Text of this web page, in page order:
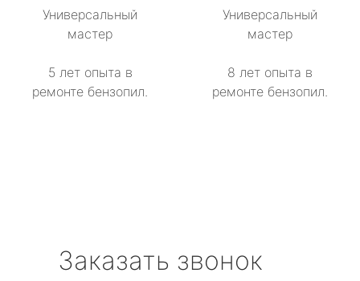
Универсальный
мастер
5 лет опыта в
ремонте бензопил.
Универсальный
мастер
8 лет опыта в
ремонте бензопил.
Заказать звонок